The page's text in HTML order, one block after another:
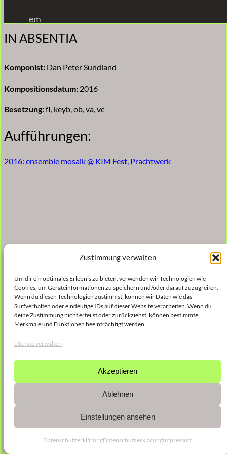
Zustimmung verwalten
Um dir ein optimales Erlebnis zu bieten, verwenden wir Technologien wie
Cookies, um Geräteinformationen zu speichern und/oder darauf zuzugreifen.
Wenn du diesen Technologien zustimmst, können wir Daten wie das
Surfverhalten oder eindeutige IDs auf dieser Website verarbeiten. Wenn du
deine Zustimmung nicht erteilst oder zurückziehst, können bestimmte
Merkmale und Funktionen beeinträchtigt werden.
Dienste verwalten
Akzeptieren
Ablehnen
Einstellungen ansehen
DatenschutzerklärungDatenschutzerklärungImpressum
Inhalt
springen
em
IN ABSENTIA
Komponist: Dan Peter Sundland
Kompositionsdatum: 2016
Besetzung:fl, keyb, ob, va, vc
Aufführungen:
2016: ensemble mosaik @ KIM Fest, Prachtwerk